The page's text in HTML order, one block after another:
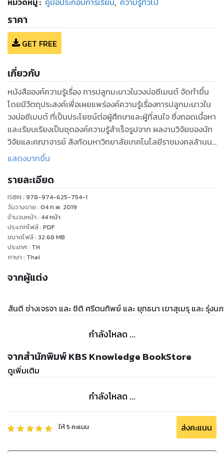
ราคา
GET FREE
เกี่ยวกับ
หนังสือองค์ความรู้เรื่อง การปลูกมะนาวในวงบ่อซีเมนต์ จัดทำขึ้น
โดยมีวัตถุประสงค์เพื่อเผยแพร่องค์ความรู้เรื่องการปลูกมะนาวใน
วงบ่อซีเมนต์ ที่เป็นประโยชน์ต่อผู้ศึกษาและผู้ที่สนใจ ซึ่งถอดเนื้อหา
และเรียบเรียงเป็นชุดองค์ความรู้สำเร็จรูปจาก ผลงานวิจัยของนัก
วิจัยและคณาจารย์ สังกัดมหาวิทยาลัยเทคโนโลยีราชมงคลล้านนา
โดยสามารถแบ่งเนื้อหาออกเป็น ความรู้เบื้องต้นเกี่ยวกับมะนาว
มะนาวในวงบ่อ
แสดงมากขึ้น
รายละเอียด
ISBN : 978-974-625-754-1
วันวางขาย : 04 ก.พ. 2019
จำนวนหน้า : 44หน้า
ประเภทไฟล์: PDF
ขนาดไฟล์: 32.68 MB
ประเทศ: TH
ภาษา : Thai
จากผู้แต่ง
สันติ ช่างเจรจา และ ชิติ ศรีตนทิพย์ และ ยุทธนา เขาสุเมรุ และ รุ่ง
กำลังโหลด ...
จากสำนักพิมพ์ KBS Knowledge BookStore
ดูเพิ่มเติม
กำลังโหลด ...
ให้5 คะแนน ส่งคะแนน